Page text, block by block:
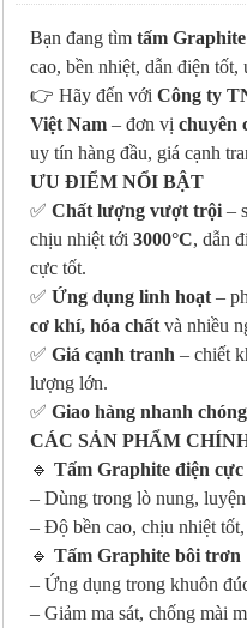
Bạn đang tìmtấm Graphite
cao, bền nhiệt, dẫn điện tốt,
👉 Hãy đến vớiCông ty
Việt Nam – đơn vịchuyên
uy tín hàng đầu, giá cạnh
ƯU ĐIỂM NỔI BẬT
✅Chất lượng vượt trội –
chịu nhiệt tới3000°C, dẫn
cực tốt.
✅Ứng dụng linh hoạt –
cơ khí, hóa chất và nhiều
✅Giá cạnh tranh – chiết
lượng lớn.
✅Giao hàng nhanh chóng
CÁC SẢN PHẨM
🔹Tấm Graphite điện cực
– Dùng trong lò nung,
– Độ bền cao, chịu nhiệt
🔹Tấm Graphite bôi trơn
– Ứng dụng trong khuôn
– Giảm ma sát, chống mài